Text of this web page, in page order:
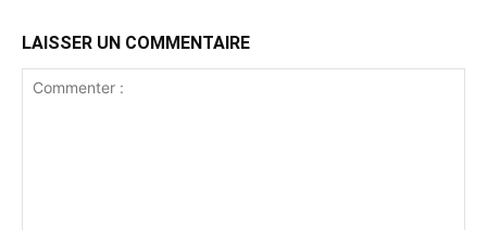
LAISSER UN COMMENTAIRE